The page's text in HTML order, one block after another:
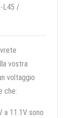
L45 /
vostra
voltaggio
che:
a 11.1V sono